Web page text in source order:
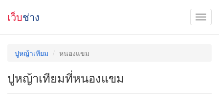
เว็บช่าง
ปูหญ้าเทียม หนองแขม
ปูหญ้าเทียมที่หนองแขม